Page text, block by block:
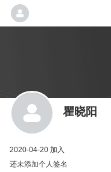
瞿晓阳
2020-04-20 加入
还未添加个人签名